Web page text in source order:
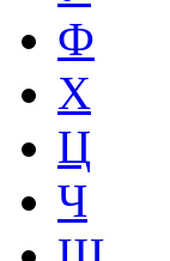
Ф
Х
Ц
Ч